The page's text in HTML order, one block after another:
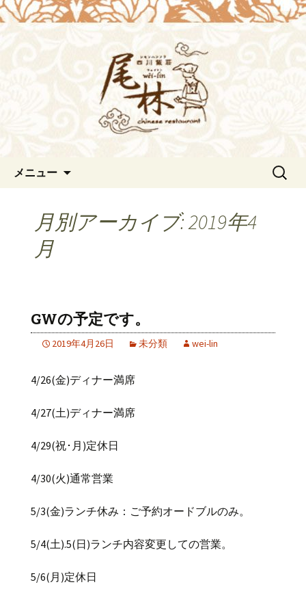
浜松の中華料理[尾林～Wei-
lin（ウェイリン）]からのお知
浜松の中華料理[尾林～Wei-lin（ウェイ
リン）]のブログ。デートや接待にも。
北京ダックも味わえます。
メニュー
検
月別アーカイブ: 2019年4
月
GWの予定です。
2019年4月26日 未分類 wei-lin
4/26(金)ディナー満席
4/27(土)ディナー満席
4/29(祝･月)定休日
4/30(火)通常営業
5/3(金)ランチ休み：ご予約オードブルのみ。
5/4(土).5(日)ランチ内容変更しての営業。
5/6(月)定休日